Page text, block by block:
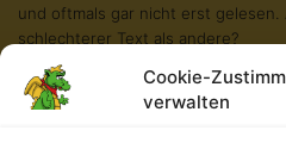
Cookie-
verwalten
und oftmals gar nicht erst gelesen.
schlechterer Text als andere?
Na gut, ich werde nie in den
Texte schaffen das auch nicht.